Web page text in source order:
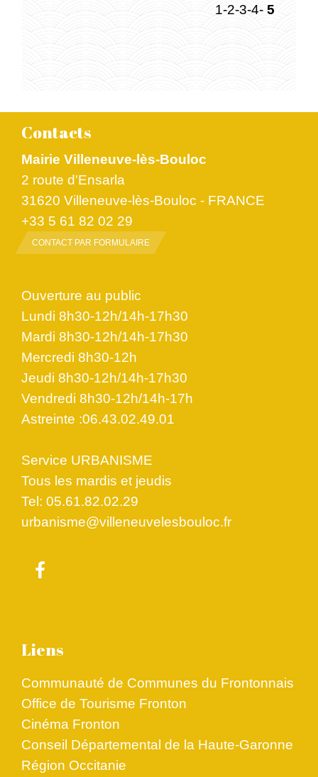
1-2-3-4- 5
Contacts
Mairie Villeneuve-lès-Bouloc
2 route d'Ensarla
31620 Villeneuve-lès-Bouloc - FRANCE
+33 5 61 82 02 29
CONTACT PAR FORMULAIRE
Ouverture au public
Lundi 8h30-12h/14h-17h30
Mardi 8h30-12h/14h-17h30
Mercredi 8h30-12h
Jeudi 8h30-12h/14h-17h30
Vendredi 8h30-12h/14h-17h
Astreinte :06.43.02.49.01
Service URBANISME
Tous les mardis et jeudis
Tel: 05.61.82.02.29
urbanisme@villeneuvelesbouloc.fr
Liens
Communauté de Communes du Frontonnais
Office de Tourisme Fronton
Cinéma Fronton
Conseil Départemental de la Haute-Garonne
Région Occitanie